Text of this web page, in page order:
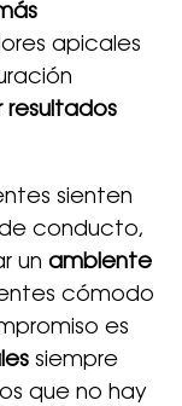
apicales
resultados
sienten
conducto,
unambiente
cómodo
es
siempre
que no hay